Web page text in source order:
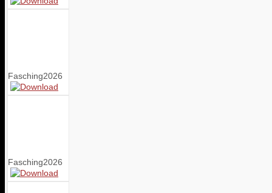
Fasching2026
Fasching2026